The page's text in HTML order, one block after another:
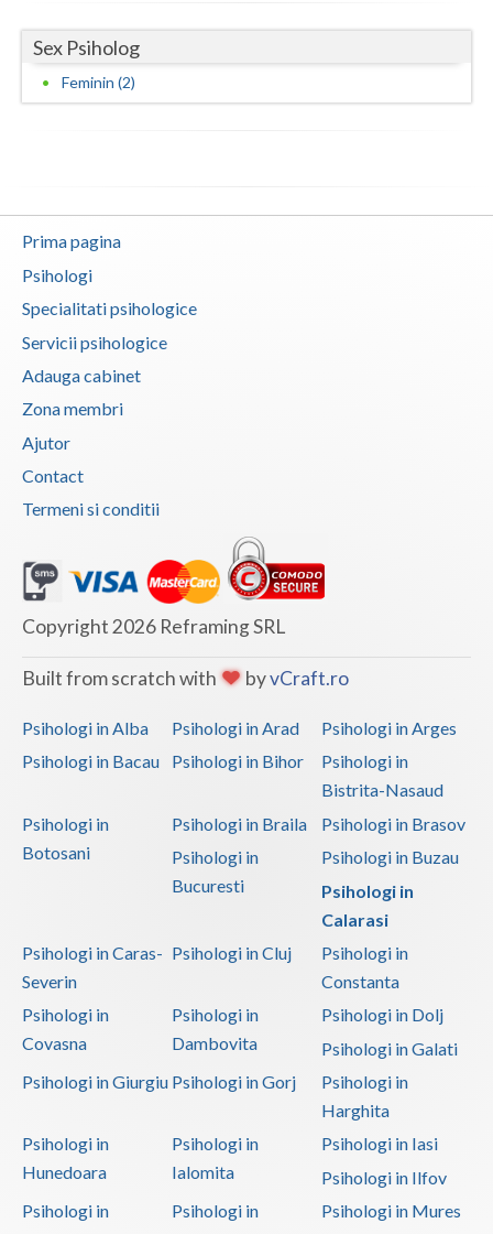
Sex Psiholog
Feminin (2)
Prima pagina
Psihologi
Specialitati psihologice
Servicii psihologice
Adauga cabinet
Zona membri
Ajutor
Contact
Termeni si conditii
Copyright 2026 Reframing SRL
Built from scratch with byvCraft.ro
Psihologi in Alba Psihologi in Arad
Psihologi in Arges
Psihologi in Bacau
Psihologi in Bihor
Psihologi in
Bistrita-Nasaud
Psihologi in
Botosani
Psihologi in Braila
Psihologi in Brasov
Psihologi in
Bucuresti
Psihologi in Buzau
Psihologi in
Calarasi
Psihologi in Caras-
Severin
Psihologi in Cluj
Psihologi in
Constanta
Psihologi in
Covasna
Psihologi in
Dambovita
Psihologi in Dolj
Psihologi in Galati
Psihologi in Giurgiu Psihologi in Gorj
Psihologi in
Harghita
Psihologi in
Hunedoara
Psihologi in
Ialomita
Psihologi in Iasi
Psihologi in Ilfov
Psihologi in
Psihologi in
Psihologi in Mures